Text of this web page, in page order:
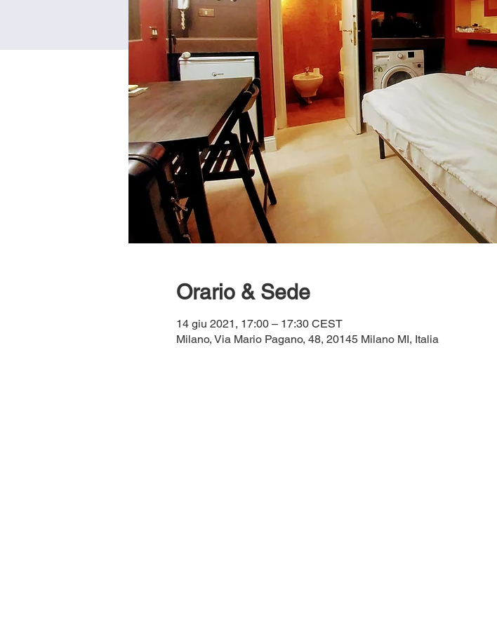
Orario & Sede
14 giu 2021, 17:00 – 17:30 CEST
Milano, Via Mario Pagano, 48, 20145 Milano MI, Italia